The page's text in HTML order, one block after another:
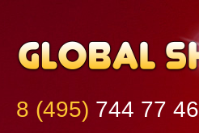
8 (495) 744 77 46